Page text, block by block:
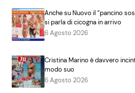
Anche su Nuovo il “pancino
si parla di cicogna in arrivo
6 Agosto 2026
Cristina Marino è davvero
modo suo
6 Agosto 2026